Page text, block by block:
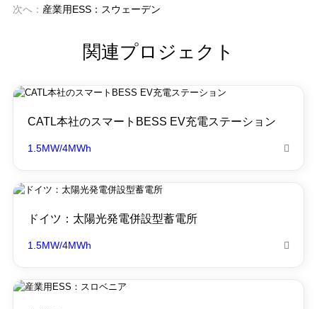
次へ： 産業用ESS：スウェーデン
関連プロジェクト
CATL本社のスマートBESS EV充電ステーション
1.5MW/4MWh 
ドイツ：太陽光発電併設型蓄電所
1.5MW/4MWh 